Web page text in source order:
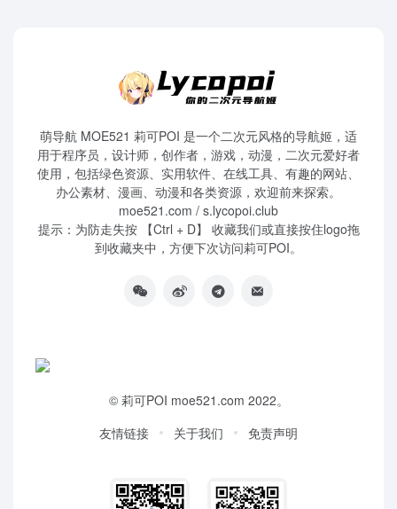
萌导航 MOE521 莉可POI 是一个二次元风格的导航姬，适
用于程序员，设计师，创作者，游戏，动漫，二次元爱好者
使用，包括绿色资源、实用软件、在线工具、有趣的网站、
办公素材、漫画、动漫和各类资源，欢迎前来探索。
moe521.com / s.lycopoi.club
提示：为防走失按 【Ctrl + D】 收藏我们或直接按住logo拖
到收藏夹中，方便下次访问莉可POI。
© 莉可POI moe521.com 2022。
友情链接
关于我们 免责声明